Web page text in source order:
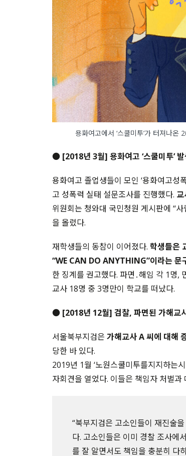
용화여고에서 ‘스쿨미투’가 터져나
● [2018년 3월] 용화여고 ‘스쿨미투’ 발
용화여고 졸업생들이 모인 ‘용화여고성
고 성폭력 실태 설문조사를 진행했다.
위원회는 청와대 국민청원 게시판에 “
을 올렸다.
재학생들의 동참이 이어졌다. 학생들은
“WE CAN DO ANYTHING”이라는 문
한 징계를 권고했다. 파면․해임 각 1명,
교사 18명 중 3명만이 학교를 떠났다.
● [2018년 12월] 검찰, 파면된 가해교사
서울북부지검은 가해교사 A 씨에 대해
당한 바 있다.
2019년 1월 ‘노원스쿨미투를지지하는
자회견을 열었다. 이들은 책임자 처벌과
“북부지검은 고소인들이 재진술
다. 고소인들은 이미 경찰 조사에
를 잘 알면서도 책임을 충분히 다